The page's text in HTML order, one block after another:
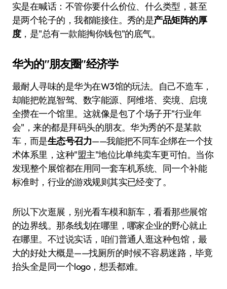
实是在喊话：不管你要什么价位、什么类型，甚至
是两个轮子的，我都能接住。秀的是产品矩阵的厚
度，是"总有一款能掏你钱包"的底气。
华为的"朋友圈"经济学
最耐人寻味的是华为在W3馆的玩法。自己不造车，
却能把乾崑智驾、数字能源、阿维塔、奕境、启境
全攒在一个馆里。这就像是包了个场子开"行业年
会"，来的都是拜码头的朋友。华为秀的不是某款
车，而是生态号召力——我能把不同车企绑在一个技
术体系里，这种"盟主"地位比单纯卖车更可怕。当你
发现整个展馆都在用同一套车机系统、同一个补能
标准时，行业的游戏规则其实已经变了。
所以下次逛展，别光看车模和新车，看看那些展馆
的边界线。那条线划在哪里，哪家企业的野心就止
在哪里。不过说实话，咱们普通人逛这种包馆，最
大的好处大概是——找厕所的时候不容易迷路，毕竟
抬头全是同一个logo，想丢都难。